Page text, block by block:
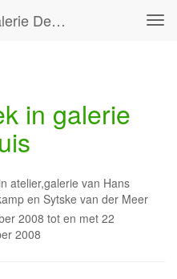
Lia Stouten - Grafiek In Galerie De Sluis
in galerie
atelier,galerie van Hans
en Sytske van der Meer
2008 tot en met 22
2008